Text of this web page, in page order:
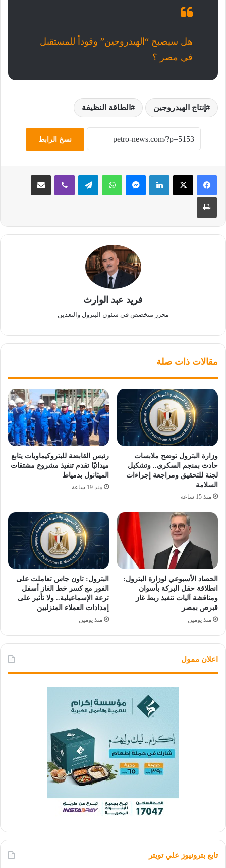
هل سيصبح “الهيدروجين” وقوداً للمستقبل
في مصر ؟
إنتاج الهيدروجين الطاقة النظيفة
نسخ الرابط
لينكدإن ماسنجر واتساب تيلقرام ڤايبر مشاركة عبر البريد
طباعة
فريد عبد الوارث
محرر متخصص في شئون البترول والتعدين
مقالات ذات صلة
وزارة البترول توضح ملابسات
حادث بمنجم السكري.. وتشكيل
لجنة للتحقيق ومراجعة إجراءات
السلامة
منذ 15 ساعة
رئيس القابضة للبتروكيماويات يتابع
ميدانيًا تقدم تنفيذ مشروع مشتقات
الميثانول بدمياط
منذ 19 ساعة
الحصاد الأسبوعي لوزارة البترول:
انطلاقة حقل البركة بأسوان
ومناقشة آليات تنفيذ ربط غاز
قبرص بمصر
منذ يومين
البترول: تاون جاس تعاملت على
الفور مع كسر خط الغاز أسفل
ترعة الإسماعيلية.. ولا تأثير على
إمدادات العملاء المنزليين
منذ يومين
اعلان ممول
تابع بترونيوز علي تويتر